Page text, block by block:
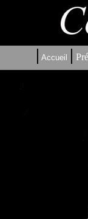
| Accueil |